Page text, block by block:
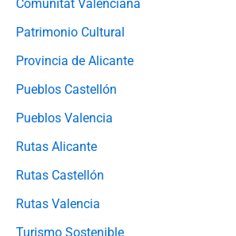
Comunitat Valenciana
Patrimonio Cultural
Provincia de Alicante
Pueblos Castellón
Pueblos Valencia
Rutas Alicante
Rutas Castellón
Rutas Valencia
Turismo Sostenible